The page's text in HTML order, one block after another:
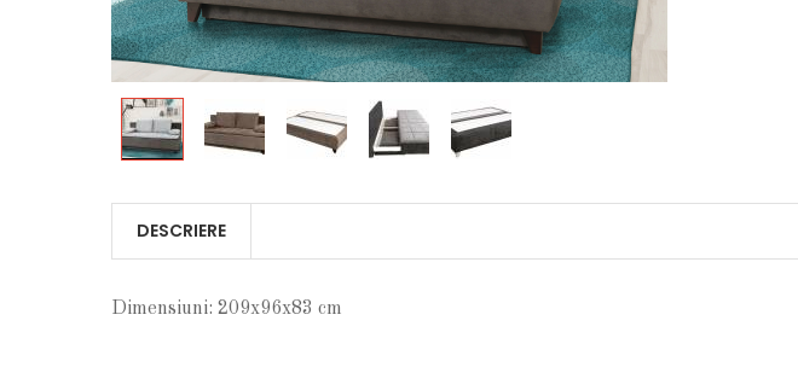
DESCRIERE
Dimensiuni: 209x96x83 cm